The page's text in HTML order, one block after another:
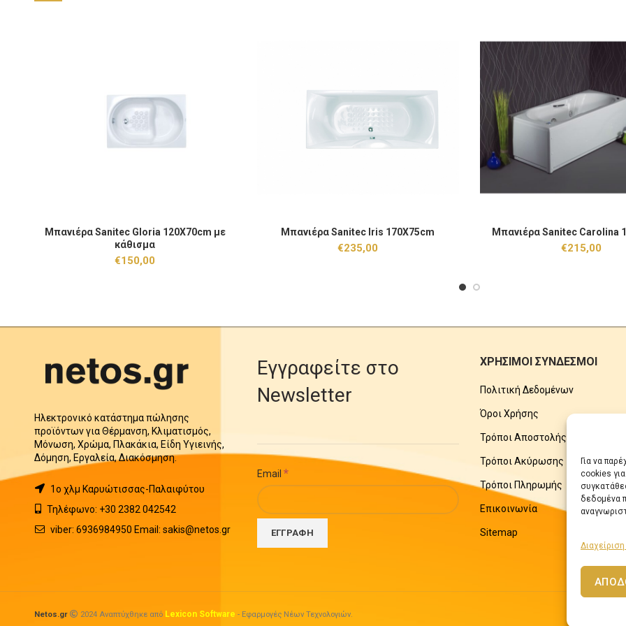
Για να
cookies
δεδομένα
Μπανιέρα Sanitec Gloria 120X70cm με κάθισμα ποσότητα
ΠΡΟΣΘΉΚΗ ΣΤΟ ΚΑΛΆΘΙ
Μπανιέρα Sanitec Gloria 120X70cm με
κάθισμα
€150,00
Μπανιέρα Sanitec Iris 170X75cm ποσότητα
ΠΡΟΣΘΉΚΗ ΣΤΟ ΚΑΛΆΘΙ
Μπανιέρα Sanitec Iris 170X75cm
€235,00
Μπανιέρα Sanitec Carolina
ΠΡΟΣΘΉΚΗ
Μπανιέρα Sanitec Carolina
€215,00
Ηλεκτρονικό κατάστημα πώλησης
προϊόντων για Θέρμανση, Κλιματισμός,
Μόνωση, Χρώμα, Πλακάκια, Είδη Υγιεινής,
Δόμηση, Εργαλεία, Διακόσμηση.
1o χλμ Καρυώτισσας-Παλαιφύτου
Τηλέφωνο: +30 2382 042542
viber: 6936984950 Email: sakis@netos.gr
Εγγραφείτε στο
Newsletter
Email *
ΧΡΗΣΙΜΟΙ ΣΥΝΔΕΣΜΟΙ
Πολιτική Δεδομένων
Όροι Χρήσης
Τρόποι Αποστολής
Τρόποι Ακύρωσης
Τρόποι Πληρωμής
Επικοινωνία
Sitemap
Netos.gr 2024 Αναπτύχθηκε από Lexicon Software - Εφαρμογές Νέων Τεχνολογιών.